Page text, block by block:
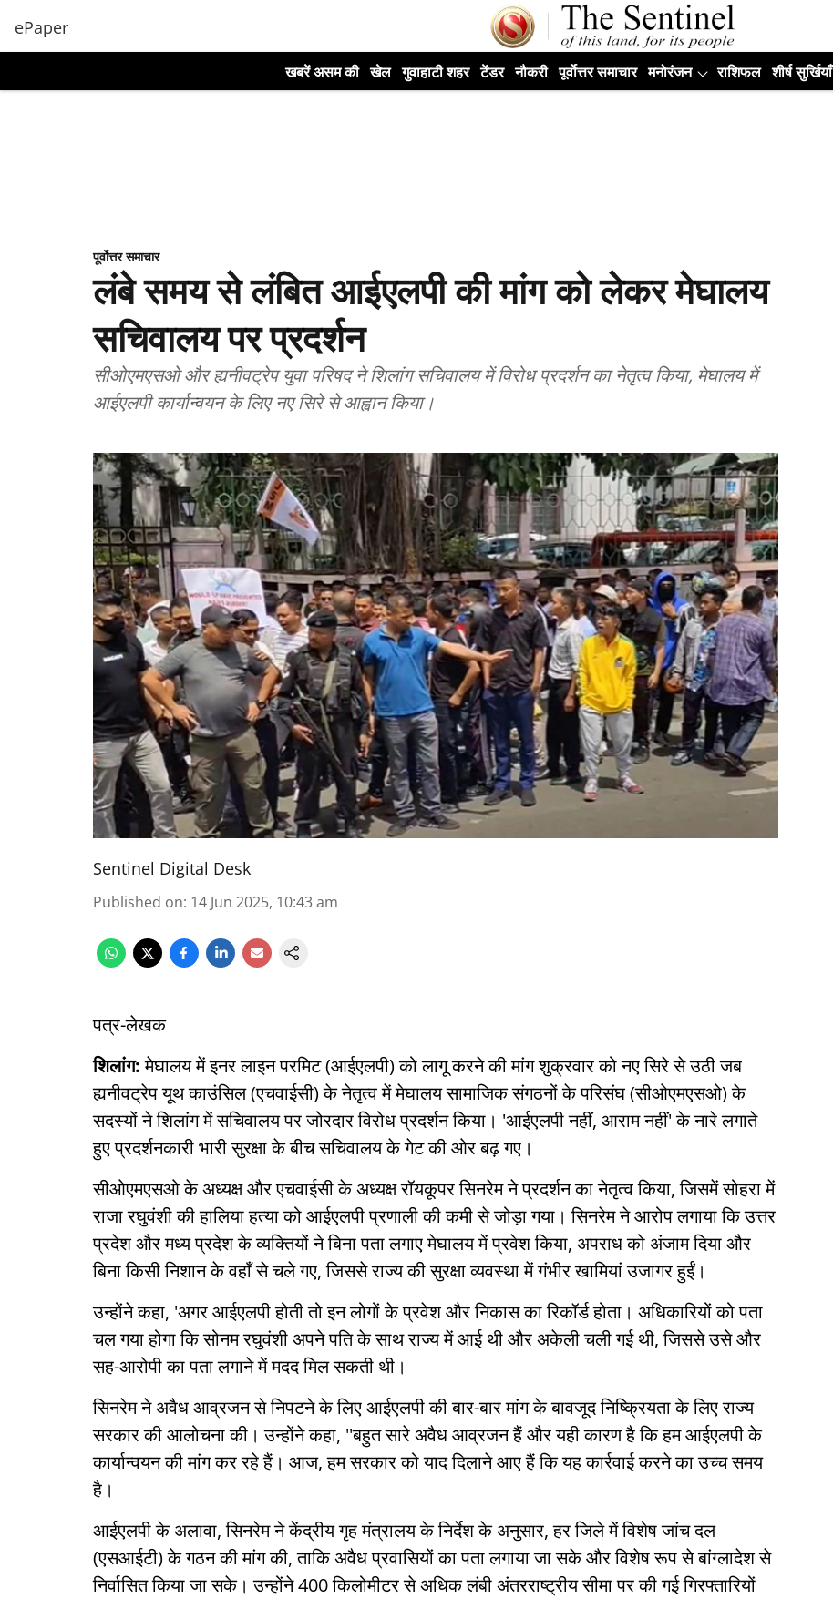
ePaper
खबरें असम की खेल गुवाहाटी शहर टेंडर नौकरी पूर्वोत्तर समाचार मनोरंजन राशिफल शीर्ष सुर्खियाँ
पूर्वोत्तर समाचार
लंबे समय से लंबित आईएलपी की मांग को लेकर मेघालय
सचिवालय पर प्रदर्शन
सीओएमएसओ और ह्यनीवट्रेप युवा परिषद ने शिलांग सचिवालय में विरोध प्रदर्शन का नेतृत्व किया, मेघालय में
आईएलपी कार्यान्वयन के लिए नए सिरे से आह्वान किया।
Sentinel Digital Desk
Published on: 14 Jun 2025, 10:43 am
पत्र-लेखक
शिलांग:मेघालय में इनर लाइन परमिट (आईएलपी) को लागू करने की मांग शुक्रवार को नए सिरे से उठी जब
ह्यनीवट्रेप यूथ काउंसिल (एचवाईसी) के नेतृत्व में मेघालय सामाजिक संगठनों के परिसंघ (सीओएमएसओ) के
सदस्यों ने शिलांग में सचिवालय पर जोरदार विरोध प्रदर्शन किया। 'आईएलपी नहीं, आराम नहीं' के नारे लगाते
हुए प्रदर्शनकारी भारी सुरक्षा के बीच सचिवालय के गेट की ओर बढ़ गए।
सीओएमएसओ के अध्यक्ष और एचवाईसी के अध्यक्ष रॉयकूपर सिनरेम ने प्रदर्शन का नेतृत्व किया, जिसमें सोहरा में
राजा रघुवंशी की हालिया हत्या को आईएलपी प्रणाली की कमी से जोड़ा गया। सिनरेम ने आरोप लगाया कि उत्तर
प्रदेश और मध्य प्रदेश के व्यक्तियों ने बिना पता लगाए मेघालय में प्रवेश किया, अपराध को अंजाम दिया और
बिना किसी निशान के वहाँ से चले गए, जिससे राज्य की सुरक्षा व्यवस्था में गंभीर खामियां उजागर हुईं।
उन्होंने कहा, 'अगर आईएलपी होती तो इन लोगों के प्रवेश और निकास का रिकॉर्ड होता। अधिकारियों को पता
चल गया होगा कि सोनम रघुवंशी अपने पति के साथ राज्य में आई थी और अकेली चली गई थी, जिससे उसे और
सह-आरोपी का पता लगाने में मदद मिल सकती थी।
सिनरेम ने अवैध आव्रजन से निपटने के लिए आईएलपी की बार-बार मांग के बावजूद निष्क्रियता के लिए राज्य
सरकार की आलोचना की। उन्होंने कहा, ''बहुत सारे अवैध आव्रजन हैं और यही कारण है कि हम आईएलपी के
कार्यान्वयन की मांग कर रहे हैं। आज, हम सरकार को याद दिलाने आए हैं कि यह कार्रवाई करने का उच्च समय
है।
आईएलपी के अलावा, सिनरेम ने केंद्रीय गृह मंत्रालय के निर्देश के अनुसार, हर जिले में विशेष जांच दल
(एसआईटी) के गठन की मांग की, ताकि अवैध प्रवासियों का पता लगाया जा सके और विशेष रूप से बांग्लादेश से
निर्वासित किया जा सके। उन्होंने 400 किलोमीटर से अधिक लंबी अंतरराष्ट्रीय सीमा पर की गई गिरफ्तारियों